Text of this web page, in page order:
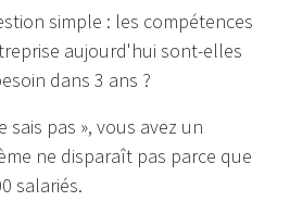
simple : les compétences
aujourd'hui sont-elles
dans 3 ans ?
sais pas », vous avez un
ne disparaît pas parce que
salariés.